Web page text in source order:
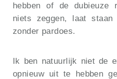
hebben of de dubieuze
niets zeggen, laat staan
zonder pardoes.
Ik ben natuurlijk niet de
opnieuw uit te hebben